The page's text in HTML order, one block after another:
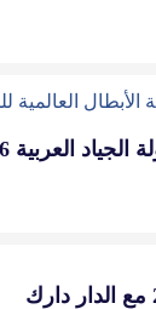
العربية 2026